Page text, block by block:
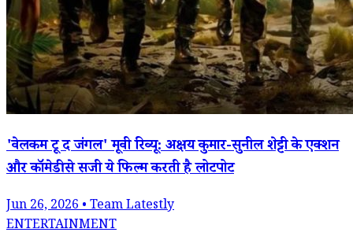
'वेलकम टू द जंगल' मूवी रिव्यू: अक्षय कुमार-सुनील शेट्टी के एक्शन
और कॉमेडी से सजी ये फिल्म करती है लोटपोट
Jun 26, 2026 • Team Latestly
ENTERTAINMENT